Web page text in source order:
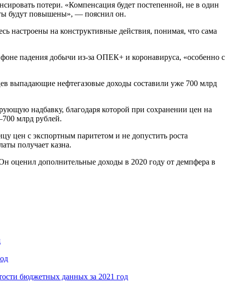
потери. «Компенсация будет постепенной, не в один
будут повышены», — пояснил он.
настроены на конструктивные действия, понимая, что сама
падения добычи из-за ОПЕК+ и коронавируса, «особенно с
выпадающие нефтегазовые доходы составили уже 700 млрд
надбавку, благодаря которой при сохранении цен на
млрд рублей.
цен с экспортным паритетом и не допустить роста
получает казна.
оценил дополнительные доходы в 2020 году от демпфера в
бюджетных данных за 2021 год